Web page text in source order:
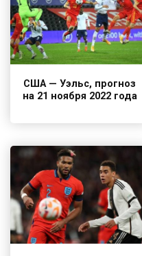
США — Уэльс, прогноз
на 21 ноября 2022 года